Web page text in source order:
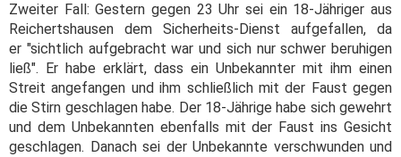
Zweiter Fall: Gestern gegen 23 Uhr sei ein 18-Jähriger aus
Reichertshausen dem Sicherheits-Dienst aufgefallen, da
er "sichtlich aufgebracht war und sich nur schwer beruhigen
ließ". Er habe erklärt, dass ein Unbekannter mit ihm einen
Streit angefangen und ihm schließlich mit der Faust gegen
die Stirn geschlagen habe. Der 18-Jährige habe sich gewehrt
und dem Unbekannten ebenfalls mit der Faust ins Gesicht
geschlagen. Danach sei der Unbekannte verschwunden und